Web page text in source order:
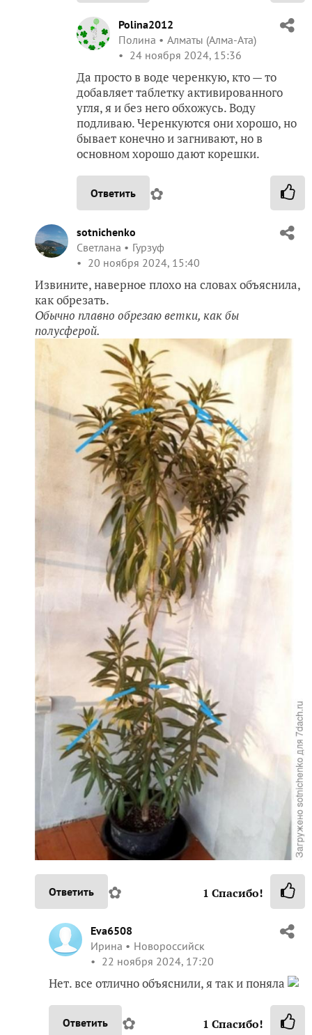
Polina2012
Полина
Алматы (Алма-Ата)
24 ноября 2024, 15:36
Да просто в воде черенкую, кто — то
добавляет таблетку активированного
угля, я и без него обхожусь. Воду
подливаю. Черенкуются они хорошо, но
бывает конечно и загнивают, но в
основном хорошо дают корешки.
Ответить ✿
sotnichenko
Светлана
Гурзуф
20 ноября 2024, 15:40
Извините, наверное плохо на словах объяснила,
как обрезать.
Обычно плавно обрезаю ветки, как бы
полусферой.
Ответить ✿ 1 Спасибо!
Eva6508
Ирина
Новороссийск
22 ноября 2024, 17:20
Нет. все отлично объяснили, я так и поняла
Ответить ✿ 1 Спасибо!